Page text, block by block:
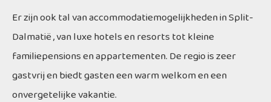
Er zijn ook tal van accommodatiemogelijkheden in Split-
Dalmatië , van luxe hotels en resorts tot kleine
familiepensions en appartementen. De regio is zeer
gastvrij en biedt gasten een warm welkom en een
onvergetelijke vakantie.